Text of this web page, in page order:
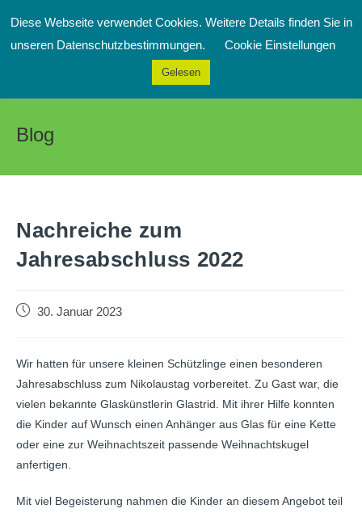
Inhalt
springen
Blog
Nachreiche zum
Jahresabschluss 2022
Beitrag30. Januar 2023
Wir hatten für unsere kleinen Schützlinge einen besonderen
Jahresabschluss zum Nikolaustag vorbereitet. Zu Gast war, die
vielen bekannte Glaskünstlerin Glastrid. Mit ihrer Hilfe konnten
die Kinder auf Wunsch einen Anhänger aus Glas für eine Kette
oder eine zur Weihnachtszeit passende Weihnachtskugel
anfertigen.
Mit viel Begeisterung nahmen die Kinder an diesem Angebot teil
Diese Webseite verwendet Cookies. Weitere Details finden Sie in
unseren Datenschutzbestimmungen.
Cookie Einstellungen
Gelesen